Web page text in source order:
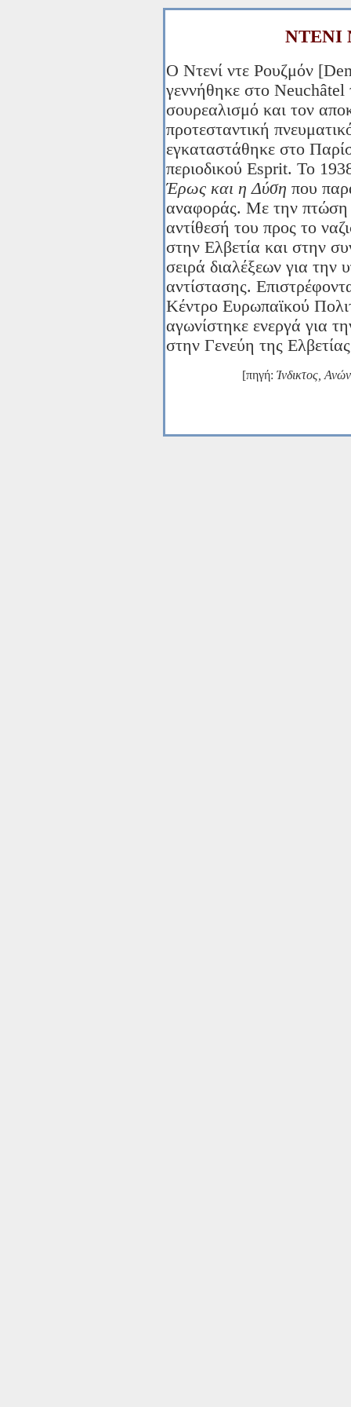
Ο Ντενί ντε Ρουζμόν
γεννήθηκε στο
σουρεαλισμό και τον
προτεσταντική
εγκαταστάθηκε στο
περιοδικού Esprit. Το
Έρως και η Δύση που
αναφοράς. Με την πτώση
αντίθεσή του προς το
στην Ελβετία και στην
σειρά διαλέξεων για την
αντίστασης.
Κέντρο Ευρωπαϊκού
αγωνίστηκε ενεργά για
στην Γενεύη της
[πηγή: Ίνδικτος,